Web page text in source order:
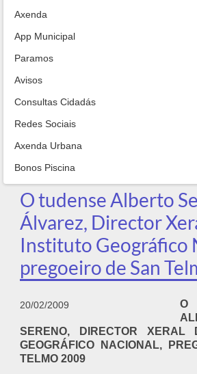
Axenda
App Municipal
Paramos
Avisos
Consultas Cidadás
Redes Sociais
Axenda Urbana
Bonos Piscina
O tudense Alberto
Álvarez, Director
Instituto Geográfico
pregoeiro de San
20/02/2009
O
SERENO, DIRECTOR XERAL
GEOGRÁFICO NACIONAL,
TELMO 2009